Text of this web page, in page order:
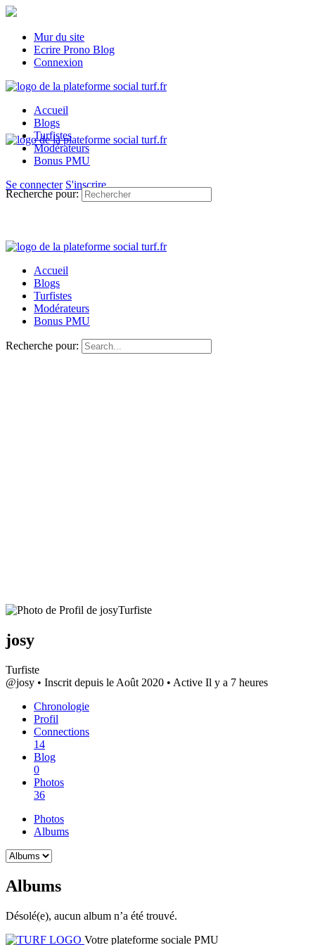
Mur du site
Ecrire Prono Blog
Connexion
Accueil
Blogs
Turfistes
Modérateurs
Bonus PMU
Se connecter S'inscrire
Recherche pour:
Accueil
Blogs
Turfistes
Modérateurs
Bonus PMU
Recherche pour:
Turfiste
josy
Turfiste
@josy • Inscrit depuis le Août 2020 • Active Il y a 7 heures
Chronologie
Profil
Connections
14
Blog
0
Photos
36
Photos
Albums
Albums
Désolé(e), aucun album n’a été trouvé.
Votre plateforme sociale PMU